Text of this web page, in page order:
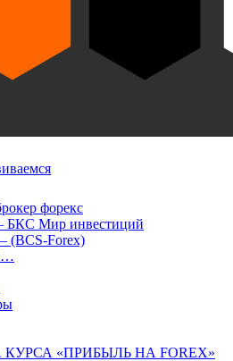
форекс
БКС Мир инвестиций
(BCS-Forex)
«ПРИБЫЛЬ НА FOREX»